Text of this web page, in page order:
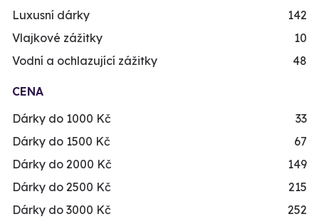
Luxusní dárky
142
Vlajkové zážitky
10
Vodní a ochlazující zážitky
48
CENA
Dárky do 1000 Kč
33
Dárky do 1500 Kč
67
Dárky do 2000 Kč
149
Dárky do 2500 Kč
215
Dárky do 3000 Kč
252